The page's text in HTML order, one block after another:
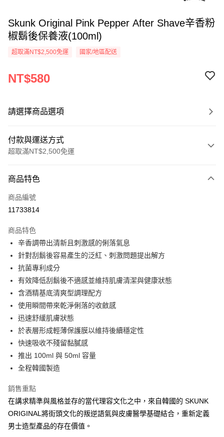
Skunk Original Pink Pepper After Shave辛香粉
椒鬍後保養液(100ml)
超取滿NT$2,500免運 國家/地區配送
NT$580
請選擇商品選項
付款與運送方式
超取滿NT$2,500免運
信用卡一次付款
信用卡分期付款
合作金庫商業銀行
華南商業銀行
彰化商業銀行
上海商業儲蓄銀行
台北富邦商業銀行
國泰世華商業銀行
臺灣中小企業銀行
台中商業銀行
匯豐（台灣）商業銀行
聯邦商業銀行
元大商業銀行
玉山商業銀行
台新國際商業銀行
中國信託商業銀行
台灣樂天信用卡公司
6 期 0 利率 每期
華南商業銀行
彰化商業銀行
上海商業儲蓄銀行
國泰世華商業銀行
兆豐國際商業銀行
臺灣中小企業銀行
匯豐（台灣）商業銀行
聯邦商業銀行
元大商業銀行
玉山商業銀行
星展（台灣）商業銀行
台新國際商業銀行
台灣樂天信用卡公司
超商取貨付款
LINE Pay
Apple Pay
悠遊付
AFTEE先享後付
相關說明
【關於「AFTEE先享後付」】
AFTEE先享後付是「在收到商品之後才付款」的支付方式。 讓您購物簡單
便利好安心！
２．便利：只要手機號碼，簡訊認證，即可結帳。
【「AFTEE先享後付」結帳流程】
１．於結帳方式選擇「AFTEE先享後付」後，將跳轉至「AFTEE先享後付」
結帳頁面，進行簡訊認證並確認金額後，即可完成結帳。
ATM付款
全家付款取貨
每筆NT$60，滿NT$2,500(含以上)免運費
7-11付款取貨
商品特色
商品編號
11733814
商品特色
辛香調帶出清新且刺激感的俐落氣息
針對刮鬍後容易產生的泛紅、刺激問題提出解方
抗菌專利成分
有效降低刮鬍後不適感並維持肌膚清潔與健康狀態
含酒精基底清爽型調理配方
使用瞬間帶來乾淨俐落的收斂感
迅速舒緩肌膚狀態
於表層形成輕薄保護膜以維持後續穩定性
快速吸收不殘留黏膩感
推出 100ml 與 50ml 容量
全程韓國製造
銷售重點
在講求精準與風格並存的當代理容文化之中，來自韓國的 SKUNK
ORIGINAL將街頭文化的叛逆語氣與皮膚醫學基礎結合，重新定義
男士造型產品的存在價值。